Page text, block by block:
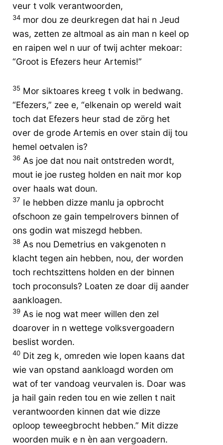
veur t volk verantwoorden,
34 mor dou ze deurkregen dat hai n Jeud
was, zetten ze altmoal as ain man n keel op
en raipen wel n uur of twij achter mekoar:
“Groot is Efezers heur Artemis!”
35 Mor siktoares kreeg t volk in bedwang.
“Efezers,” zee e, “elkenain op wereld wait
toch dat Efezers heur stad de zörg het
over de grode Artemis en over stain dij tou
hemel oetvalen is?
36 As joe dat nou nait ontstreden wordt,
mout ie joe rusteg holden en nait mor kop
over haals wat doun.
37 Ie hebben dizze manlu ja opbrocht
ofschoon ze gain tempelrovers binnen of
ons godin wat miszegd hebben.
38 As nou Demetrius en vakgenoten n
klacht tegen ain hebben, nou, der worden
toch rechtszittens holden en der binnen
toch proconsuls? Loaten ze doar dij aander
aankloagen.
39 As ie nog wat meer willen den zel
doarover in n wettege volksvergoadern
beslist worden.
40 Dit zeg k, omreden wie lopen kaans dat
wie van opstand aankloagd worden om
wat of ter vandoag veurvalen is. Doar was
ja hail gain reden tou en wie zellen t nait
verantwoorden kinnen dat wie dizze
oploop teweegbrocht hebben.” Mit dizze
woorden muik e n èn aan vergoadern.